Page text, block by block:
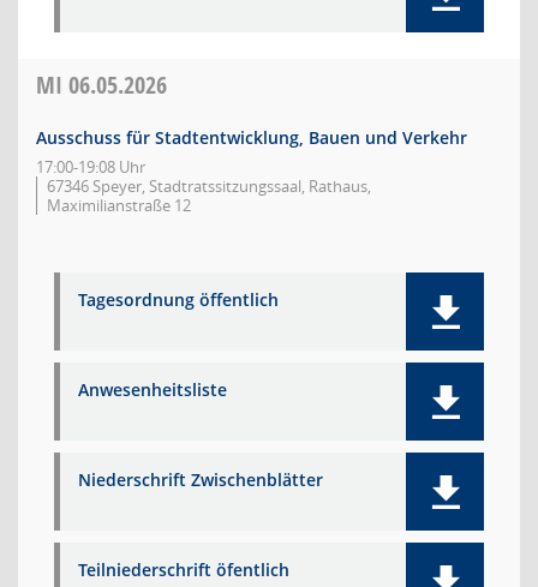
MI 06.05.2026
Ausschuss für Stadtentwicklung, Bauen und Verkehr
17:00-19:08 Uhr
67346 Speyer, Stadtratssitzungssaal, Rathaus,
Maximilianstraße 12
Tagesordnung öffentlich
Anwesenheitsliste
Niederschrift Zwischenblätter
Teilniederschrift öfentlich